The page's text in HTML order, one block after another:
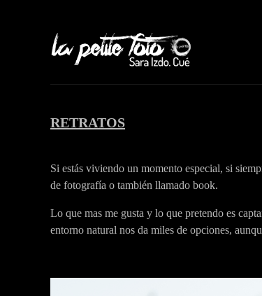
RETRATOS
Si estás viviendo un momento especial, si
de fotografía o también llamado book.
Lo que mas me gusta y lo que pretendo es
entorno natural nos da miles de opciones,